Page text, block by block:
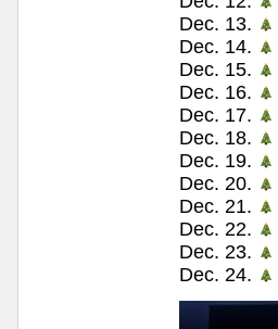
Dec. 13.
Dec. 14.
Dec. 15.
Dec. 16.
Dec. 17.
Dec. 18.
Dec. 19.
Dec. 20.
Dec. 21.
Dec. 22.
Dec. 23.
Dec. 24.